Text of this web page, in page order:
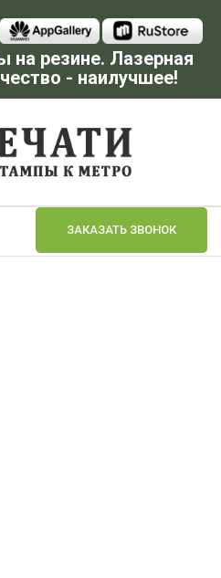
на резине. Лазерная
- наилучшее!
ЗАКАЗАТЬ ЗВОНОК